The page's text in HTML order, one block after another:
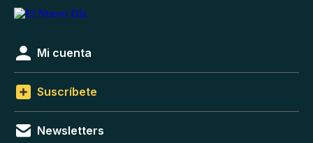
Mi cuenta
Suscríbete
Newsletters